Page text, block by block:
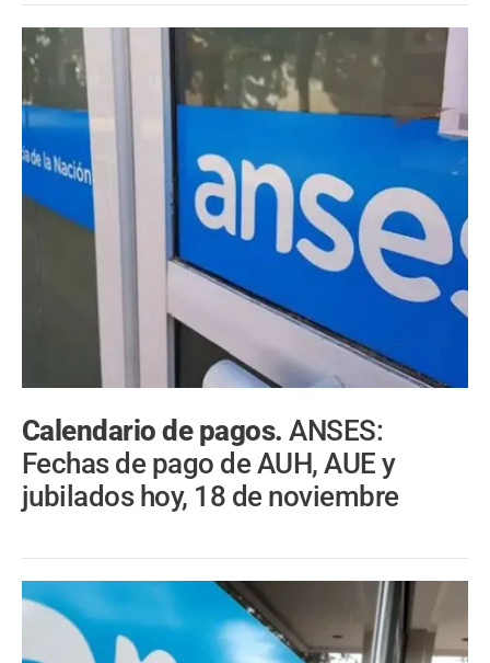
Calendario de pagos.ANSES:
Fechas de pago de AUH, AUE y
jubilados hoy, 18 de noviembre